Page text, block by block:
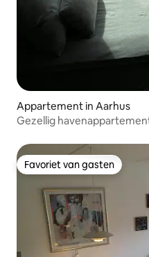
Appartement in Aarhus
Gezellig
Favoriet van gasten
Favoriet van gasten